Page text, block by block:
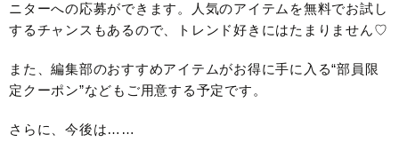
ニターへの応募ができます。人気のアイテムを無料でお試し
するチャンスもあるので、トレンド好きにはたまりません♡
また、編集部のおすすめアイテムがお得に手に入る“部員限
定クーポン”などもご用意する予定です。
さらに、今後は……